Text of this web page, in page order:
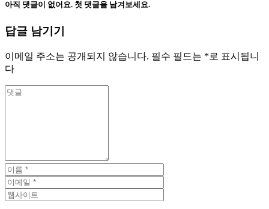
아직 댓글이 없어요. 첫 댓글을 남겨보세요.
답글 남기기
이메일 주소는 공개되지 않습니다. 필수 필드는 *로 표시됩니
다